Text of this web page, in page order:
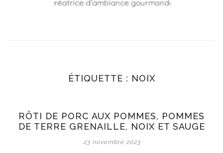
ÉTIQUETTE : NOIX
RÔTI DE PORC AUX POMMES, POMMES
DE TERRE GRENAILLE, NOIX ET SAUGE
23 novembre 2023